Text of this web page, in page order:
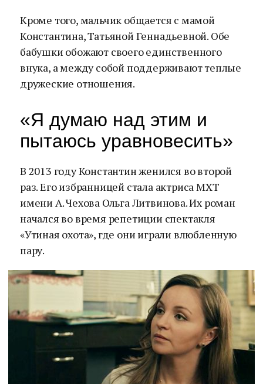
Кроме того, мальчик общается с мамой
Константина, Татьяной Геннадьевной. Обе
бабушки обожают своего единственного
внука, а между собой поддерживают теплые
дружеские отношения.
«Я думаю над этим и
пытаюсь уравновесить»
В 2013 году Константин женился во второй
раз. Его избранницей стала актриса МХТ
имени А. Чехова Ольга Литвинова. Их роман
начался во время репетиции спектакля
«Утиная охота», где они играли влюбленную
пару.